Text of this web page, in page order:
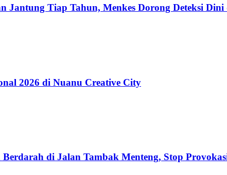
Jantung Tiap Tahun, Menkes Dorong Deteksi
2026 di Nuanu Creative City
di Jalan Tambak Menteng, Stop